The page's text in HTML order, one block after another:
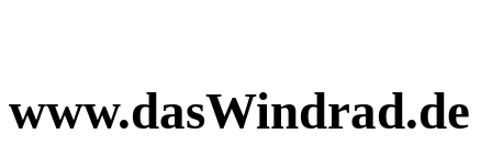
www.dasWindrad.de